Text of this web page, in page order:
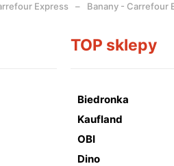
Express Banany - Carrefour
TOP sklepy
Biedronka
Kaufland
OBI
Dino